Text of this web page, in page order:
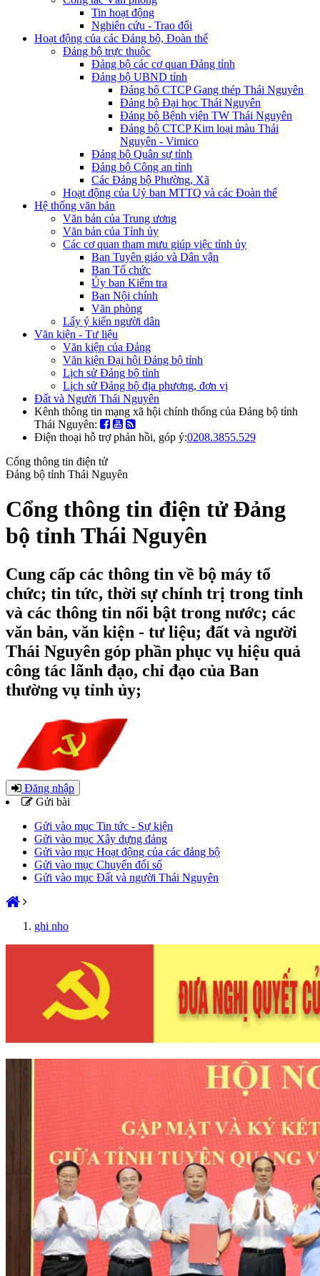
Tin hoạt động
Nghiên cứu - Trao đổi
Hoạt động của các Đảng bộ, Đoàn thể
Đảng bộ trực thuộc
Đảng bộ các cơ quan Đảng tỉnh
Đảng bộ UBND tỉnh
Đảng bộ CTCP Gang thép Thái Nguyên
Đảng bộ Đại học Thái Nguyên
Đảng bộ Bệnh viện TW Thái Nguyên
Đảng bộ CTCP Kim loại màu Thái
Nguyên - Vimico
Đảng bộ Quân sự tỉnh
Đảng bộ Công an tỉnh
Các Đảng bộ Phường, Xã
Hoạt động của Uỷ ban MTTQ và các Đoàn thể
Hệ thống văn bản
Văn bản của Trung ương
Văn bản của Tỉnh ủy
Các cơ quan tham mưu giúp việc tỉnh ủy
Ban Tuyên giáo và Dân vận
Ban Tổ chức
Ủy ban Kiểm tra
Ban Nội chính
Văn phòng
Lấy ý kiến người dân
Văn kiện - Tư liệu
Văn kiện của Đảng
Văn kiện Đại hội Đảng bộ tỉnh
Lịch sử Đảng bộ tỉnh
Lịch sử Đảng bộ địa phương, đơn vị
Đất và Người Thái Nguyên
Kênh thông tin mạng xã hội chính thống của Đảng bộ tỉnh
Thái Nguyên:
Điện thoại hỗ trợ phản hồi, góp ý:0208.3855.529
Cổng thông tin điện tử
Đảng bộ tỉnh Thái Nguyên
Cổng thông tin điện tử Đảng
bộ tỉnh Thái Nguyên
Cung cấp các thông tin về bộ máy tổ
chức; tin tức, thời sự chính trị trong tỉnh
và các thông tin nổi bật trong nước; các
văn bản, văn kiện - tư liệu; đất và người
Thái Nguyên góp phần phục vụ hiệu quả
công tác lãnh đạo, chỉ đạo của Ban
thường vụ tỉnh ủy;
Đăng nhập
Gửi bài
Gửi vào mục Tin tức - Sự kiện
Gửi vào mục Xây dựng đảng
Gửi vào mục Hoạt động của các đảng bộ
Gửi vào mục Chuyển đổi số
Gửi vào mục Đất và người Thái Nguyên
ghi nho